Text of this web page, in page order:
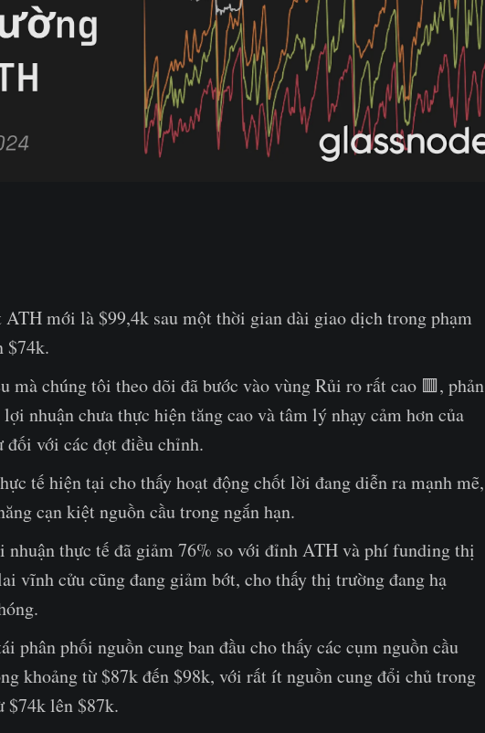
mới là $99,4k sau một thời gian dài giao dịch trong phạm
$74k.
mà chúng tôi theo dõi đã bước vào vùng Rủi ro rất cao 🟥, phản
nhuận chưa thực hiện tăng cao và tâm lý nhạy cảm hơn của
đối với các đợt điều chỉnh.
tế hiện tại cho thấy hoạt động chốt lời đang diễn ra mạnh mẽ,
cạn kiệt nguồn cầu trong ngắn hạn.
thực tế đã giảm 76% so với đỉnh ATH và phí funding thị
vĩnh cửu cũng đang giảm bớt, cho thấy thị trường đang hạ
phân phối nguồn cung ban đầu cho thấy các cụm nguồn cầu
khoảng từ $87k đến $98k, với rất ít nguồn cung đổi chủ trong
$74k lên $87k.